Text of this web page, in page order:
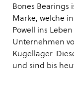
Bones Bearings
Marke, welche
Powell ins
Unternehmen
Kugellager.
und sind bis